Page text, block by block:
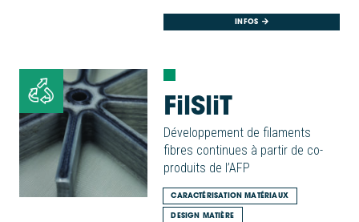
INFOS
FilSliT
Développement de filaments
fibres continues à partir de co-
produits de l’AFP
CARACTÉRISATION MATÉRIAUX
DESIGN MATIÈRE